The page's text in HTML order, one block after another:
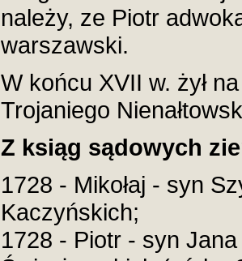
należy, ze Piotr
warszawski.
W końcu XVII w. żył
Trojaniego
Z ksiąg sądowych
1728 - Mikołaj - syn
Kaczyńskich;
1728 - Piotr - syn